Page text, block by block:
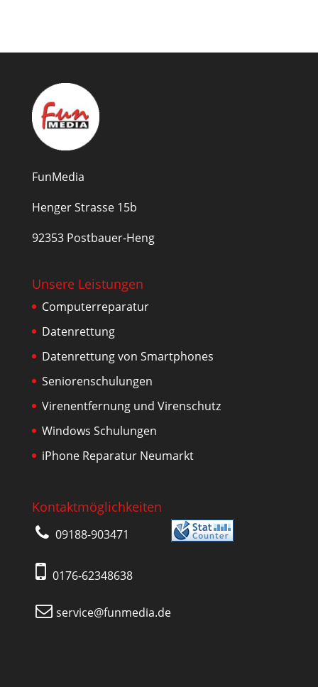
FunMedia
Henger Strasse 15b
92353 Postbauer-Heng
Unsere Leistungen
Computerreparatur
Datenrettung
Datenrettung von Smartphones
Seniorenschulungen
Virenentfernung und Virenschutz
Windows Schulungen
iPhone Reparatur Neumarkt
Kontaktmöglichkeiten
09188-903471
0176-62348638
service@funmedia.de